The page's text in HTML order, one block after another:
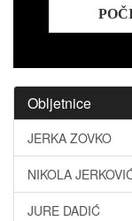
Obljetnice
JERKA ZOVKO
NIKOLA
JURE DADIĆ